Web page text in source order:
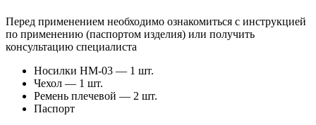
Перед применением необходимо ознакомиться с инструкцией
по применению (паспортом изделия) или получить
консультацию специалиста
Носилки НМ-03 — 1 шт.
Чехол — 1 шт.
Ремень плечевой — 2 шт.
Паспорт